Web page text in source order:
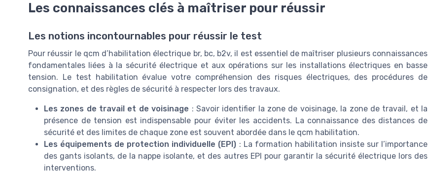
Les connaissances clés à maîtriser pour réussir
Les notions incontournables pour réussir le test
Pour réussir le qcm d’habilitation électrique br, bc, b2v, il est essentiel de maîtriser plusieurs connaissances
fondamentales liées à la sécurité électrique et aux opérations sur les installations électriques en basse
tension. Le test habilitation évalue votre compréhension des risques électriques, des procédures de
consignation, et des règles de sécurité à respecter lors des travaux.
Les zones de travail et de voisinage : Savoir identifier la zone de voisinage, la zone de travail, et la
présence de tension est indispensable pour éviter les accidents. La connaissance des distances de
sécurité et des limites de chaque zone est souvent abordée dans le qcm habilitation.
Les équipements de protection individuelle (EPI) : La formation habilitation insiste sur l’importance
des gants isolants, de la nappe isolante, et des autres EPI pour garantir la sécurité électrique lors des
interventions.